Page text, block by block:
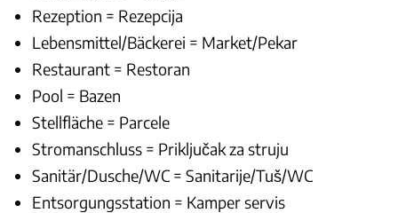
Rezeption = Rezepcija
Lebensmittel/Bäckerei = Market/Pekar
Restaurant = Restoran
Pool = Bazen
Stellfläche = Parcele
Stromanschluss = Priključak za struju
Sanitär/Dusche/WC = Sanitarije/Tuš/WC
Entsorgungsstation = Kamper servis